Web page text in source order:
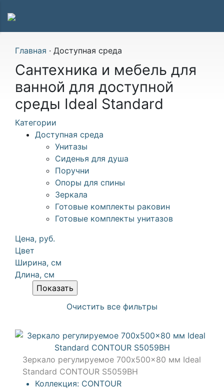
Главная · Доступная среда
Сантехника и мебель для
ванной для доступной
среды Ideal Standard
Категории
Доступная среда
Унитазы
Сиденья для душа
Поручни
Опоры для спины
Зеркала
Готовые комплекты раковин
Готовые комплекты унитазов
Цена, руб.
Цвет
Ширина, см
Длина, см
Очистить все фильтры
Зеркало регулируемое 700x500x80 мм Ideal
Standard CONTOUR S5059BH
Коллекция: CONTOUR